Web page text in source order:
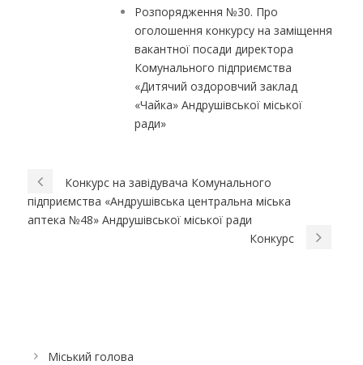
Розпорядження №30. Про
оголошення конкурсу на заміщення
вакантної посади директора
Комунального підприємства
«Дитячий оздоровчий заклад
«Чайка» Андрушівської міської
ради»
Конкурс на завідувача Комунального
підприємства «Андрушівська центральна міська
аптека №48» Андрушівської міської ради
Конкурс
Міський голова